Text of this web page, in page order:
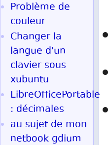
Problème de
couleur
Changer la
langue d'un
clavier sous
xubuntu
LibreOfficePortable
: décimales
au sujet de mon
netbook gdium